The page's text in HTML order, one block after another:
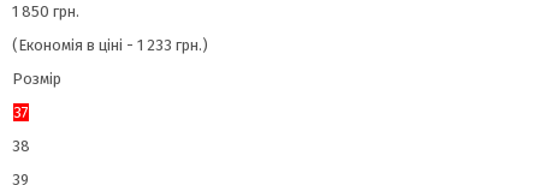
1 850 грн.
(Економія в ціні - 1 233 грн.)
Розмір
37
38
39